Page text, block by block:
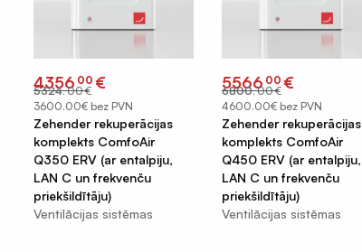
€
5324.00
Original
price
was:
€5324.00.
€
4356 00
Current
price
is:
€4356.00.
3600.00€ bez PVN
Zehender rekuperācijas
komplekts ComfoAir
Q350 ERV (ar entalpiju,
LAN C un frekvenču
priekšildītāju)
Ventilācijas sistēmas
€
6800.00
Original
price
was:
€6800.00.
€
5566 00
Current
price
is:
€5566.00.
4600.00€ bez PVN
Zehender rekuperācijas
komplekts ComfoAir
Q450 ERV (ar entalpiju,
LAN C un frekvenču
priekšildītāju)
Ventilācijas sistēmas